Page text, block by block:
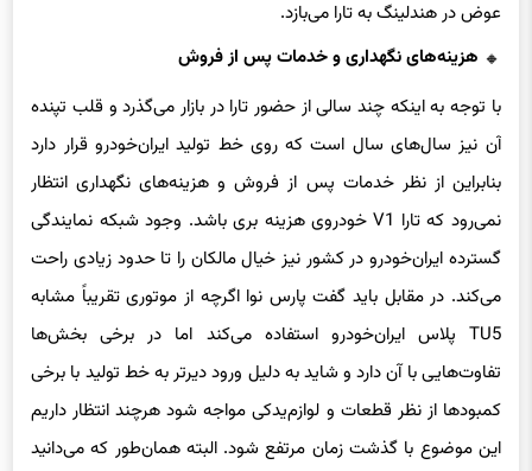
عوض در هندلینگ به تارا می‌بازد.
هزینه‌های نگهداری و خدمات پس از فروش
با توجه به اینکه چند سالی از حضور تارا در بازار می‌گذرد و قلب تپنده
آن نیز سال‌های سال است که روی خط تولید ایران‌خودرو قرار دارد
بنابراین از نظر خدمات پس از فروش و هزینه‌های نگهداری انتظار
نمی‌رود که تارا V1 خودروی هزینه بری باشد. وجود شبکه نمایندگی
گسترده ایران‌خودرو در کشور نیز خیال مالکان را تا حدود زیادی راحت
می‌کند. در مقابل باید گفت پارس نوا اگرچه از موتوری تقریباً مشابه
TU5 پلاس ایران‌خودرو استفاده می‌کند اما در برخی بخش‌ها
تفاوت‌هایی با آن دارد و شاید به دلیل ورود دیرتر به خط تولید با برخی
کمبودها از نظر قطعات و لوازم‌یدکی مواجه شود هرچند انتظار داریم
این موضوع با گذشت زمان مرتفع شود. البته همان‌طور که می‌دانید